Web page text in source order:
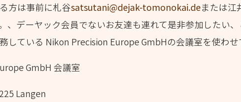
方は事前に札谷satsutani@dejak-tomonokai.deまたは江
、デーヤック会員でないお友達も連れて是非参加したい
している Nikon Precision Europe GmbHの会議室を使わせ
GmbH 会議室
Langen